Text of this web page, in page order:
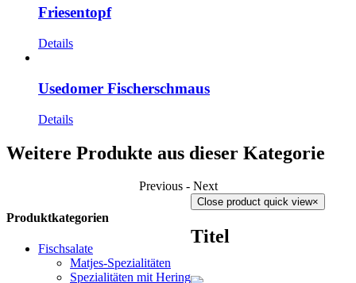
Friesentopf
Details
Usedomer Fischerschmaus
Details
Weitere Produkte aus dieser Kategorie
Previous- Next
Produktkategorien
Fischsalate
Matjes-Spezialitäten
Spezialitäten mit Hering
Close product quick view×
Titel